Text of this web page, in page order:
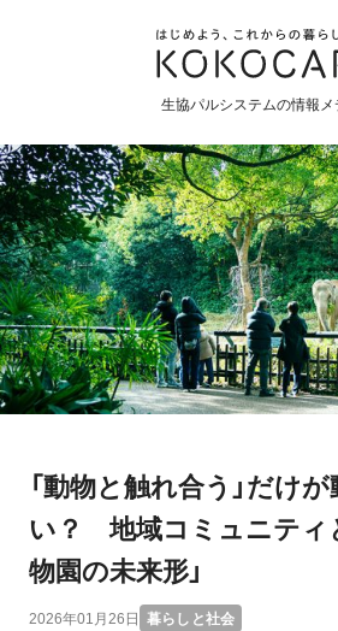
生協パルシステムの情報メ
産直 食育 食べる
食と農
暮らしと社会
環境と平和
生協の宅配パルシステム
「動物と触れ合う」だけ
い？ 地域コミュニティ
物園の未来形」
2026年01月26日 暮らしと社会